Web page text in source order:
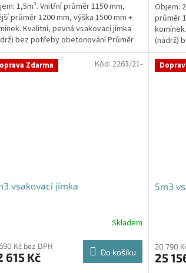
1,5m³. Vnitřní průměr 1150 mm,
průměr 1200 mm, výška 1500 mm +
Kvalitní, pevná vsakovací jímka
bez potřeby obetonování Průměr
a odtoku +...
z
5
Objem:
průměr
(nádrž)
přítoku
Zdarma
vsakovací jímka
Skladem
Kč bez DPH
615 Kč Do košíku
Kód: 2263/21-
5m3
produktu
je
20 790
25